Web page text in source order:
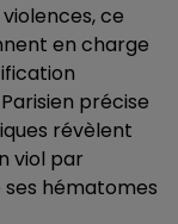
ce
en charge
précise
révèlent
viol par
hématomes